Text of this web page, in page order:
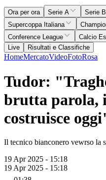
Ora per ora Serie A Serie B
Supercoppa Italiana
Conference League
Calcio
Live
Risultati e Classifiche
HomeMercatoVideoFotoRosa
Tudor:
brutta parola,
costruisce
Il tecnico bianconero vewrso la
19 Apr 2025 - 15:18
19 Apr 2025 - 15:18